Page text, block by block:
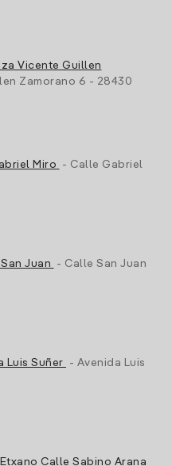
Vicente Guillen
Zamorano 6 - 28430
Miro
- Calle Gabriel
Juan
- Calle San Juan
Luis Suñer
- Avenida Luis
Calle Sabino Arana